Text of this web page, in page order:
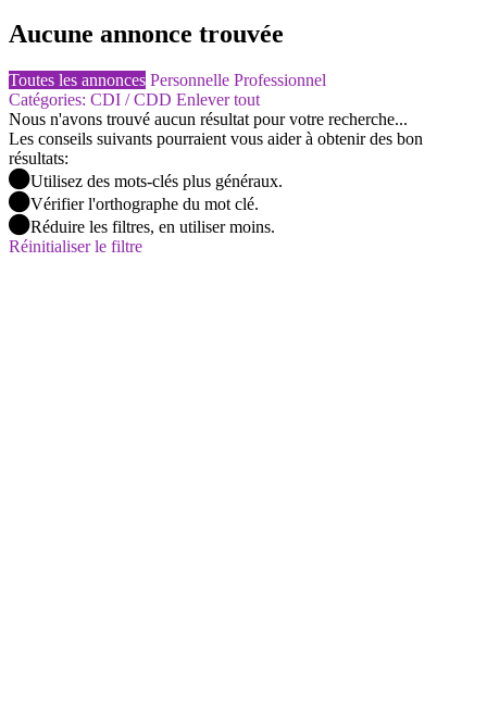
Aucune annonce trouvée
Toutes les annonces Personnelle Professionnel
Catégories: CDI / CDD Enlever tout
Nous n'avons trouvé aucun résultat pour votre recherche...
Les conseils suivants pourraient vous aider à obtenir des bon
résultats:
Utilisez des mots-clés plus généraux.
Vérifier l'orthographe du mot clé.
Réduire les filtres, en utiliser moins.
Réinitialiser le filtre